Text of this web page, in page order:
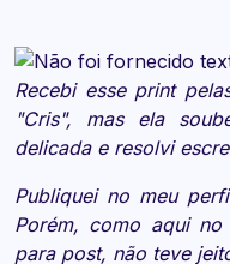
Recebi esse print
"Cris", mas ela
delicada e resolvi
Publiquei no meu
Porém, como aqui
para post, não teve